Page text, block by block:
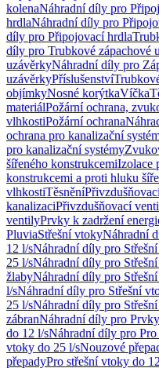
kolenaNáhradní díly pro
hrdlaNáhradní díly pro
díly pro Připojovací hrdla
díly pro Trubkové zápachové
uzávěrkyNáhradní díly pro
uzávěrkyPříslušenství
objímkyNosné korýtkaVíčka
materiálPožární ochrana,
vlhkostiPožární ochrana
ochrana pro kanalizační
pro kanalizační systémy
šířeného konstrukcemiIzolace
konstrukcemi a proti hluku
vlhkostiTěsnění
kanalizaciPřivzdušňovací
ventilyPrvky k zadržení
PluviaStřešní vtokyNáhradní
12 l/sNáhradní díly pro
25 l/sNáhradní díly pro
žlabyNáhradní díly pro
l/sNáhradní díly pro Střešní
25 l/sNáhradní díly pro
zábranNáhradní díly pro
do 12 l/sNáhradní díly pro
vtoky do 25 l/sNouzové
přepadyPro střešní vtoky do